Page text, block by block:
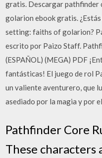
gratis. Descargar
golarion ebook gratis.
setting: faiths of golarion?
escrito por Paizo Staff.
(ESPAÑOL) (MEGA) PDF
fantásticas! El juego de rol
un valiente aventurero, que
asediado por la magia y por
Pathfinder Core
These characters